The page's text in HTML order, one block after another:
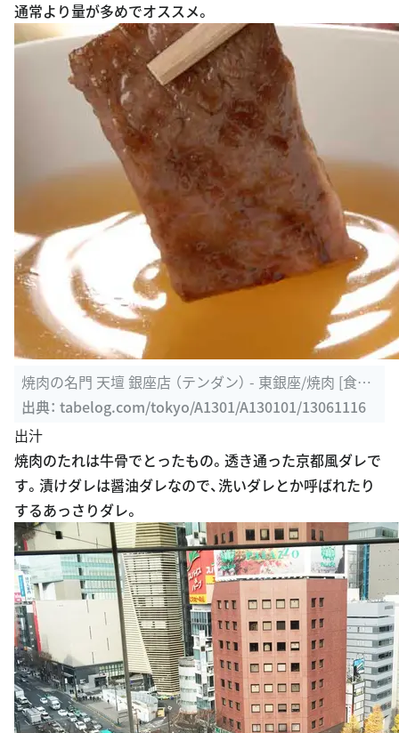
通常より量が多めでオススメ。
焼肉の名門 天壇 銀座店 （テンダン） - 東銀座/焼肉 [食べ
ログ]
出典： tabelog.com/tokyo/A1301/A130101/13061116
出汁
焼肉のたれは牛骨でとったもの。透き通った京都風ダレで
す。漬けダレは醤油ダレなので、洗いダレとか呼ばれたり
するあっさりダレ。